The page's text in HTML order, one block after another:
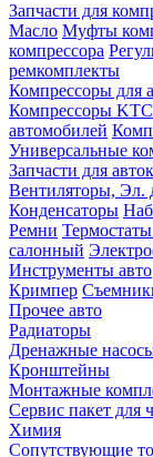
Запчасти для
Масло Муфты
компрессора
ремкомплекты
Компрессоры для
Компрессоры KTC
автомобилей
Универсальные
Запчасти для
Вентиляторы, Эл.
Конденсаторы
Ремни
салонный
Инструменты авто
Кримпер
Прочее авто
Радиаторы
Дренажные
Кронштейны
Монтажные
Сервис пакет для
Химия
Сопутствующие